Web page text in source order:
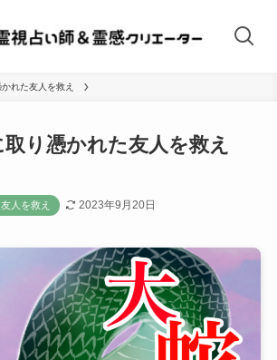
れた友人を救え
取り憑かれた友人を救え
人を救え 2023年9月20日